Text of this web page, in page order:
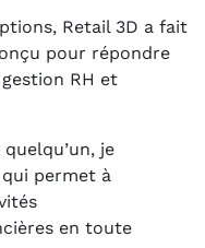
Retail 3D a fait
pour répondre
RH et
quelqu’un, je
qui permet à
en toute